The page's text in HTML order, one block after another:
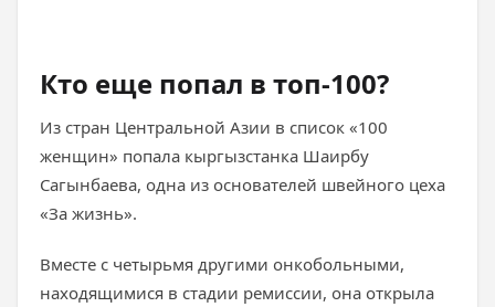
Кто еще попал в топ-100?
Из стран Центральной Азии в список «100
женщин» попала кыргызстанка Шаирбу
Сагынбаева, одна из основателей швейного цеха
«За жизнь».
Вместе с четырьмя другими онкобольными,
находящимися в стадии ремиссии, она открыла